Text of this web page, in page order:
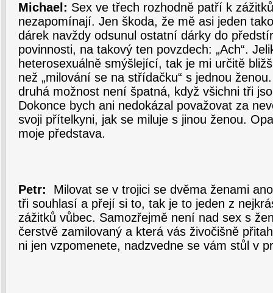
Michael: Sex ve třech rozhodně patří k
nezapomínají. Jen škoda, že mě asi jeden
dárek navždy odsunul ostatní dárky do
povinnosti, na takový ten povzdech: „Ach“.
heterosexuálně smýšlející, tak je mi určitě
než „milování se na střídačku“ s jednou
druhá možnost není špatná, když všichni tři
Dokonce bych ani nedokázal považovat za
svoji přítelkyni, jak se miluje s jinou ženou.
moje představa.
Petr: Milovat se v trojici se dvěma ženami
tři souhlasí a přejí si to, tak je to jeden z
zážitků vůbec. Samozřejmě není nad sex s
čerstvě zamilovaný a která vás živočišně
ni jen vzpomenete, nadzvedne se vám stůl v